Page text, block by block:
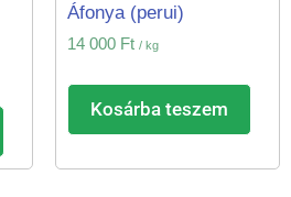
Áfonya (perui)
14 000 Ft / kg
Kosárba teszem